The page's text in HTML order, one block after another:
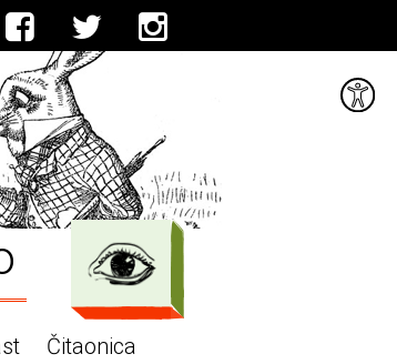
Čitaonica